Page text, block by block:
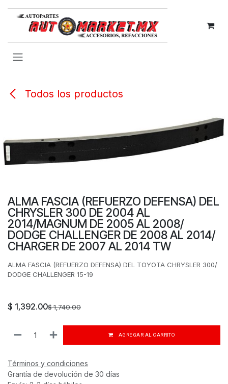
Todos los productos
ALMA FASCIA (REFUERZO DEFENSA) DEL
CHRYSLER 300 DE 2004 AL
2014/MAGNUM DE 2005 AL 2008/
DODGE CHALLENGER DE 2008 AL 2014/
CHARGER DE 2007 AL 2014 TW
ALMA FASCIA (REFUERZO DEFENSA) DEL TOYOTA CHRYSLER 300/
DODGE CHALLENGER 15-19
$ 1,392.00$1,740.00
AGREGAR AL CARRITO
Términos y condiciones
Grantía de devolución de 30 días